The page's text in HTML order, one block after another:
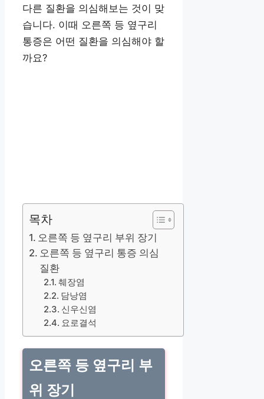
다른 질환을 의심해보는 것이 맞
습니다. 이때 오른쪽 등 옆구리
통증은 어떤 질환을 의심해야 할
까요?
목차
오른쪽 등 옆구리 부위 장기
오른쪽 등 옆구리 통증 의심
질환
췌장염
담낭염
신우신염
요로결석
오른쪽 등 옆구리 부
위 장기